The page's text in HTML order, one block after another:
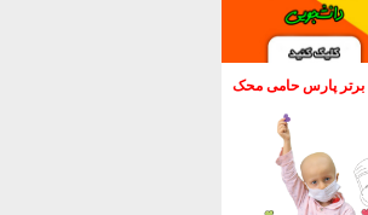
پارس حامی محک